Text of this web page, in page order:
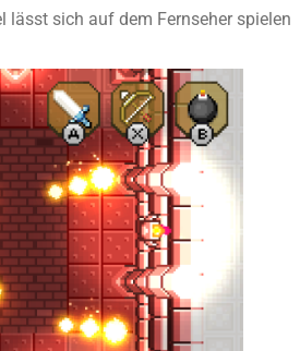
lässt sich auf dem Fernseher spielen